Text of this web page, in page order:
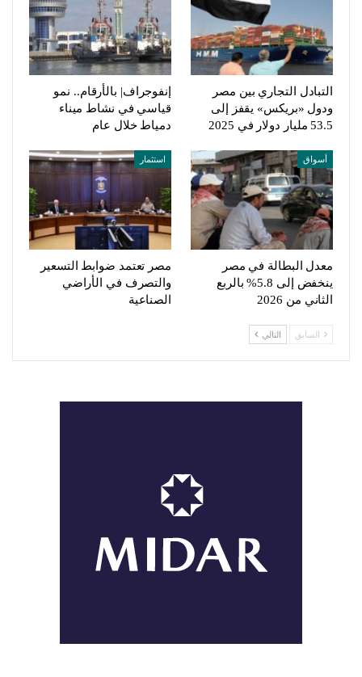
التبادل التجاري بين مصر
ودول «بريكس» يقفز إلى
53.5 مليار دولار في 2025
إنفوجراف| بالأرقام.. نمو
قياسي في نشاط ميناء
دمياط خلال عام
أسواق
معدل البطالة في مصر
ينخفض إلى 5.8% بالربع
الثاني من 2026
استثمار
مصر تعتمد ضوابط التسعير
والتصرف في الأراضي
الصناعية
السابق التالي